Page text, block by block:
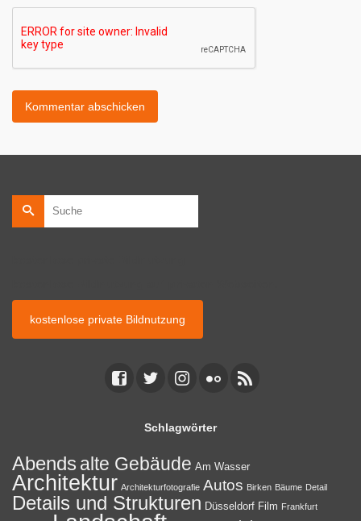
Suche
nach:
kostenlose private Bildnutzung
Schlagwörter
Abends alte Gebäude Am Wasser
Architektur Architekturfotografie Autos Birken Bäume Detail
Details und Strukturen Düsseldorf Film Frankfurt